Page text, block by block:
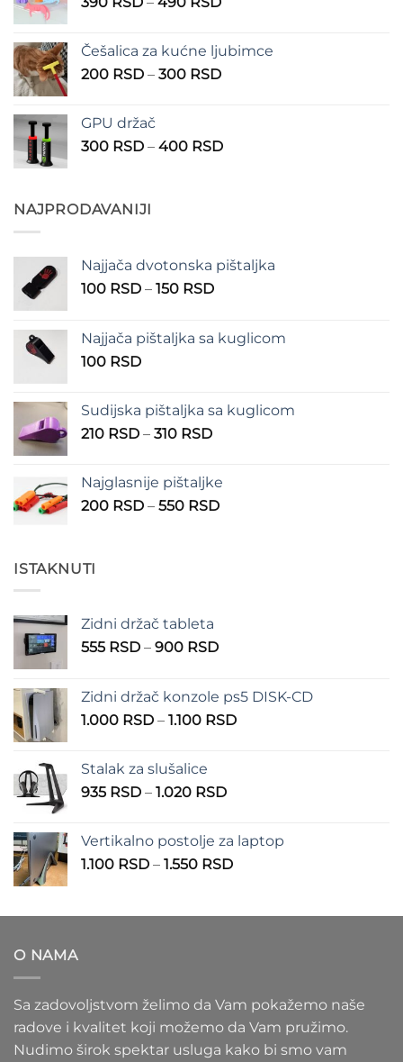
390 RSD
do
Češalica za kućne ljubimce
200 RSD – 300 RSDRaspon
do
GPU držač
300 RSD – 400 RSDRaspon
NAJPRODAVANIJI
Najjača dvotonska pištaljka
100 RSD – 150 RSDRaspon
100 RSD
Najjača pištaljka sa kuglicom
100 RSD
Sudijska pištaljka sa kuglicom
210 RSD – 310 RSDRaspon
210 RSD
do
Najglasnije pištaljke
200 RSD – 550 RSDRaspon
ISTAKNUTI
Zidni držač tableta
555 RSD – 900 RSDRaspon
555 RSD
do
Zidni držač konzole ps5 DISK-CD
1.000 RSD – 1.100 RSDRaspon
Stalak za slušalice
935 RSD – 1.020 RSDRaspon
935 RSD
do
Vertikalno postolje za laptop
1.100 RSD – 1.550 RSDRaspon
1.100 RSD
O NAMA
Sa zadovoljstvom želimo da Vam pokažemo naše
radove i kvalitet koji možemo da Vam pružimo.
Nudimo širok spektar usluga kako bi smo vam